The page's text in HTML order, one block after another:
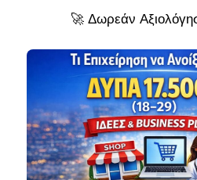
🚀 Δωρεάν